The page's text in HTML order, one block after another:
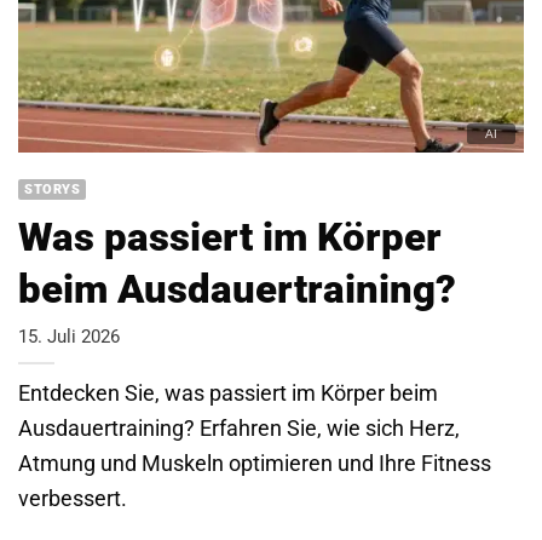
STORYS
Was passiert im Körper
beim Ausdauertraining?
15. Juli 2026
Entdecken Sie, was passiert im Körper beim
Ausdauertraining? Erfahren Sie, wie sich Herz,
Atmung und Muskeln optimieren und Ihre Fitness
verbessert.